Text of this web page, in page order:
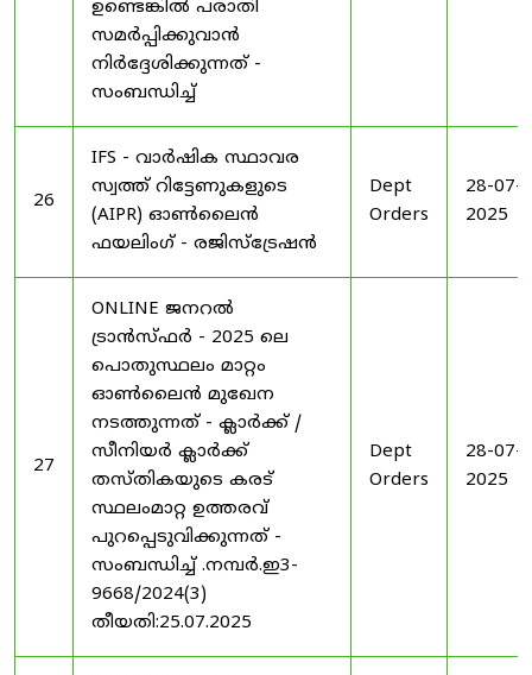
ഉണ്ടെങ്കിൽ പരാതി
സമർപ്പിക്കുവാൻ
നിർദ്ദേശിക്കുന്നത് -
സംബന്ധിച്ച്
26
IFS - വാർഷിക സ്ഥാവര
സ്വത്ത് റിട്ടേണുകളുടെ
(AIPR) ഓൺലൈൻ
ഫയലിംഗ് - രജിസ്ട്രേഷൻ
Dept
Orders
28-07-
2025
27
ONLINE ജനറൽ
ട്രാൻസ്ഫർ - 2025 ലെ
പൊതുസ്ഥലം മാറ്റം
ഓൺലൈൻ മുഖേന
നടത്തുന്നത് - ക്ലാർക്ക് /
സീനിയർ ക്ലാർക്ക്
തസ്തികയുടെ കരട്
സ്ഥലംമാറ്റ ഉത്തരവ്
പുറപ്പെടുവിക്കുന്നത് -
സംബന്ധിച്ച് .നമ്പർ.ഇ3-
9668/2024(3)
തീയതി:25.07.2025
Dept
Orders
28-07-
2025